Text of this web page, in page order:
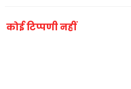
कोई टिप्पणी नहीं